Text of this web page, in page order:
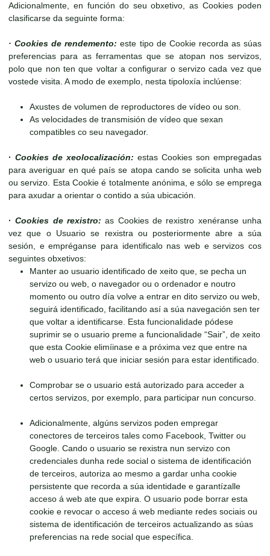
Adicionalmente, en función do seu obxetivo, as Cookies poden
clasificarse da seguinte forma:
· Cookies de rendemento: este tipo de Cookie recorda as súas
preferencias para as ferramentas que se atopan nos servizos,
polo que non ten que voltar a configurar o servizo cada vez que
vostede visita. A modo de exemplo, nesta tipoloxía inclúense:
Axustes de volumen de reproductores de vídeo ou son.
As velocidades de transmisión de vídeo que sexan
compatibles co seu navegador.
· Cookies de xeolocalización: estas Cookies son empregadas
para averiguar en qué país se atopa cando se solicita unha web
ou servizo. Esta Cookie é totalmente anónima, e sólo se emprega
para axudar a orientar o contido a súa ubicación.
·Cookies de rexistro: as Cookies de rexistro xenéranse unha
vez que o Usuario se rexistra ou posteriormente abre a súa
sesión, e empréganse para identificalo nas web e servizos cos
seguintes obxetivos:
Manter ao usuario identificado de xeito que, se pecha un
servizo ou web, o navegador ou o ordenador e noutro
momento ou outro día volve a entrar en dito servizo ou web,
seguirá identificado, facilitando así a súa navegación sen ter
que voltar a identificarse. Esta funcionalidade pódese
suprimir se o usuario preme a funcionalidade “Sair”, de xeito
que esta Cookie elimíinase e a próxima vez que entre na
web o usuario terá que iniciar sesión para estar identificado.
Comprobar se o usuario está autorizado para acceder a
certos servizos, por exemplo, para participar nun concurso.
Adicionalmente, algúns servizos poden empregar
conectores de terceiros tales como Facebook, Twitter ou
Google. Cando o usuario se rexistra nun servizo con
credenciales dunha rede social o sistema de identificación
de terceiros, autoriza ao mesmo a gardar unha cookie
persistente que recorda a súa identidade e garantízalle
acceso á web ate que expira. O usuario pode borrar esta
cookie e revocar o acceso á web mediante redes sociais ou
sistema de identificación de terceiros actualizando as súas
preferencias na rede social que específica.